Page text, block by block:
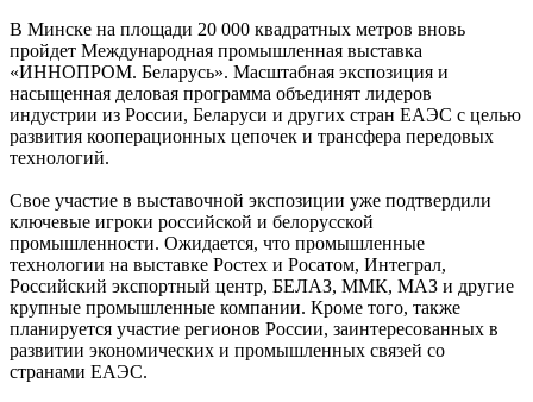
В Минске на площади 20 000 квадратных метров вновь
пройдет Международная промышленная выставка
«ИННОПРОМ. Беларусь». Масштабная экспозиция и
насыщенная деловая программа объединят лидеров
индустрии из России, Беларуси и других стран ЕАЭС с целью
развития кооперационных цепочек и трансфера передовых
технологий.
Свое участие в выставочной экспозиции уже подтвердили
ключевые игроки российской и белорусской
промышленности. Ожидается, что промышленные
технологии на выставке Ростех и Росатом, Интеграл,
Российский экспортный центр, БЕЛАЗ, ММК, МАЗ и другие
крупные промышленные компании. Кроме того, также
планируется участие регионов России, заинтересованных в
развитии экономических и промышленных связей со
странами ЕАЭС.